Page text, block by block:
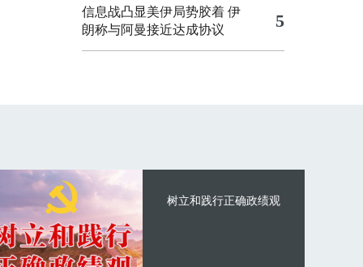
信息战凸显美伊局势胶着 伊
朗称与阿曼接近达成协议
5
树立和践行正确政绩观